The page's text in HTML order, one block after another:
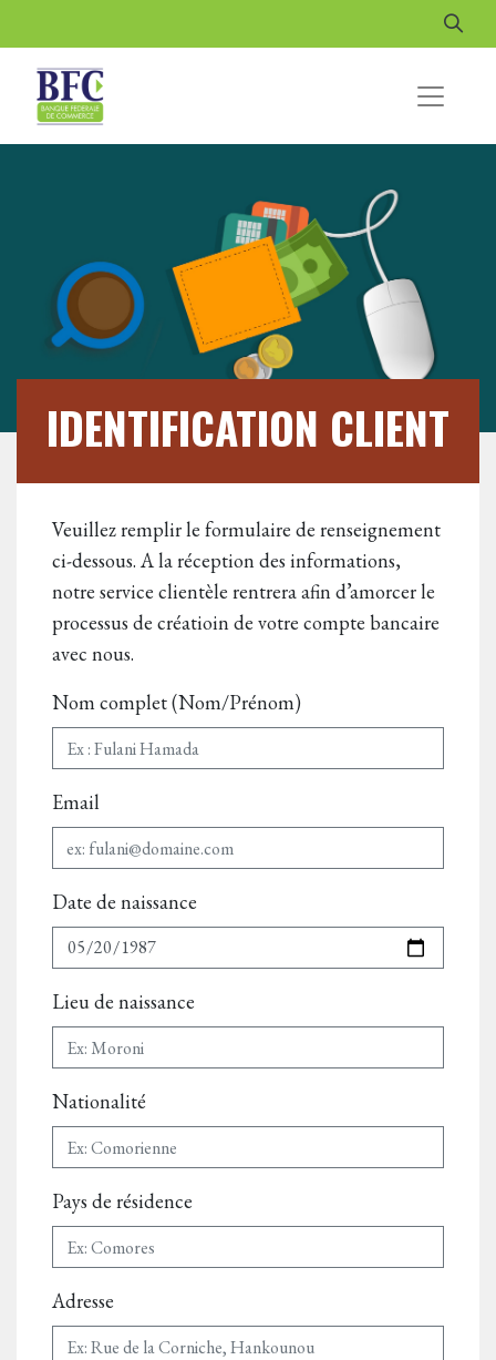
IDENTIFICATION CLIENT
Veuillez remplir le formulaire de renseignement
ci-dessous. A la réception des informations,
notre service clientèle rentrera afin d’amorcer le
processus de créatioin de votre compte bancaire
avec nous.
Nom complet (Nom/Prénom)
Email
Date de naissance
Lieu de naissance
Nationalité
Pays de résidence
Adresse